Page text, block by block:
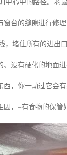
中心中的路径。老
窗台的缝隙进行修
，堵住所有的进出口
、没有硬化的地面
西，你一动过它会
因，=有食物的保管